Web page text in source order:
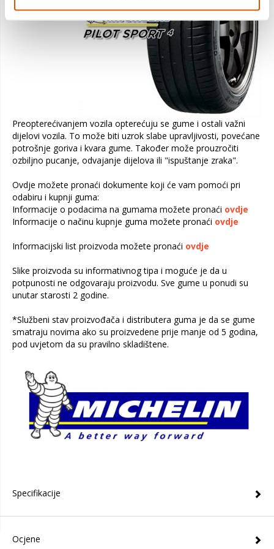
vlasnika vozila.
Preopterećivanjem vozila opterećuju se gume i ostali važni
dijelovi vozila. To može biti uzrok slabe upravljivosti, povećane
potrošnje goriva i kvara gume. Također može prouzročiti
ozbiljno pucanje, odvajanje dijelova ili "ispuštanje zraka".
Ovdje možete pronaći dokumente koji će vam pomoći pri
odabiru i kupnji guma:
Informacije o podacima na gumama možete pronaći ovdje
Informacije o načinu kupnje guma možete pronaći ovdje
Informacijski list proizvoda možete pronaći ovdje
Slike proizvoda su informativnog tipa i moguće je da u
potpunosti ne odgovaraju proizvodu. Sve gume u ponudi su
unutar starosti 2 godine.
*Službeni stav proizvođača i distributera guma je da se gume
smatraju novima ako su proizvedene prije manje od 5 godina,
pod uvjetom da su pravilno skladištene.
Specifikacije
Ocjene